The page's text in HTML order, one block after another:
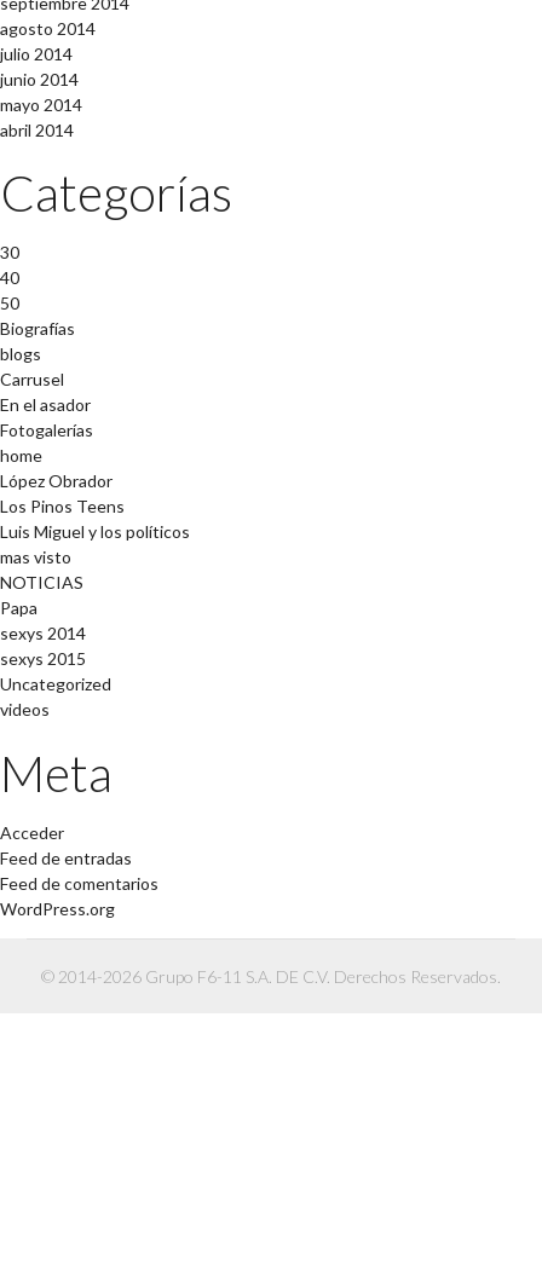
agosto 2014
julio 2014
junio 2014
mayo 2014
abril 2014
Categorías
30
40
50
Biografías
blogs
Carrusel
En el asador
Fotogalerías
home
López Obrador
Los Pinos Teens
Luis Miguel y los políticos
mas visto
NOTICIAS
Papa
sexys 2014
sexys 2015
Uncategorized
videos
Meta
Acceder
Feed de entradas
Feed de comentarios
WordPress.org
© 2014-2026 Grupo F6-11 S.A. DE C.V. Derechos Reservados.